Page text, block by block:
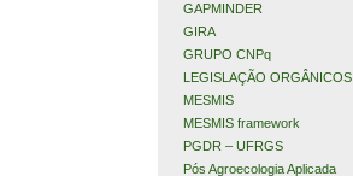
GAPMINDER
GIRA
GRUPO CNPq
LEGISLAÇÃO ORGÂNICOS
MESMIS
MESMIS framework
PGDR – UFRGS
Pós Agroecologia Aplicada